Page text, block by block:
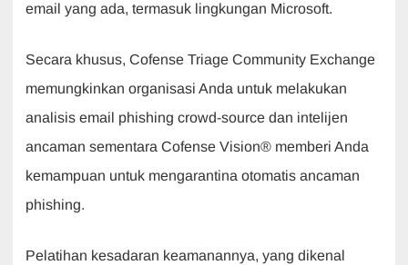
email yang ada, termasuk lingkungan Microsoft.
Secara khusus, Cofense Triage Community Exchange
memungkinkan organisasi Anda untuk melakukan
analisis email phishing crowd-source dan intelijen
ancaman sementara Cofense Vision® memberi Anda
kemampuan untuk mengarantina otomatis ancaman
phishing.
Pelatihan kesadaran keamanannya, yang dikenal